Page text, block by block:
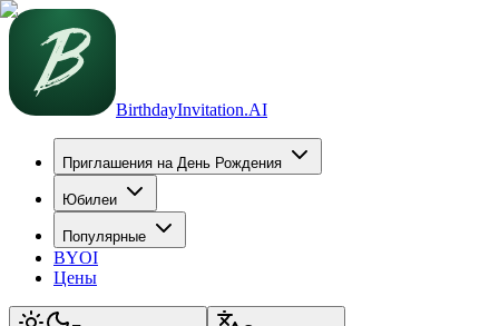
BirthdayInvitation.AI
Приглашения на День Рождения
Юбилеи
Популярные
BYOI
Цены